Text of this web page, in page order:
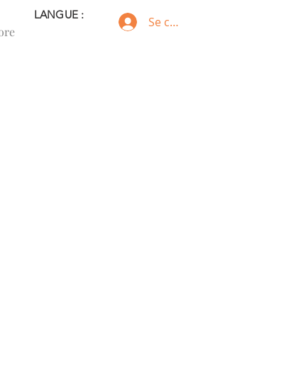
LANGUE : Se connecter